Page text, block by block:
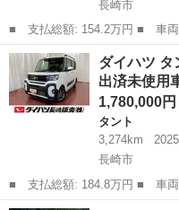
長崎市
■ 支払総額: 154.2万円 ■ 車両本体価格： 1,480,000 円 ■ メーカ
ー名： ダイハツ ■ 車種名
車 ナビ バックカメラ 前後
ッドラン...
長崎 長崎市 ダイハツ
ダイハツ
出済未使
1,780,000円
タント
3,274km
長崎市
■ 支払総額: 184.8万円 ■ 車両本体価格： 1,780,000 円 ■ メーカ
ー名： ダイハツ ■ 車種名：